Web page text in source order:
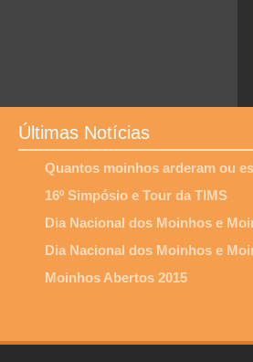
Últimas Notícias
Quantos moinhos arderam ou
16º Simpósio e Tour da TIMS
Dia Nacional dos Moinhos e
Dia Nacional dos Moinhos e
Moinhos Abertos 2015